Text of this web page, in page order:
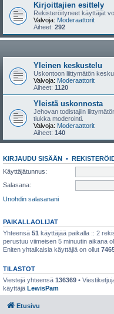
Kirjoittajien esittely
Rekisteröityneet käyttäjät
Valvoja: Moderaattorit
Aiheet: 292
Yleinen keskustelu
Uskontoon liittymätön
Valvoja: Moderaattorit
Aiheet: 1120
Yleistä uskonnosta
Jehovan todistajiin
tiukka moderointi.
Valvoja: Moderaattorit
Aiheet: 140
KIRJAUDU SISÄÄN •
Käyttäjätunnus:
Salasana:
Unohdin salasanani
PAIKALLAOLIJAT
Yhteensä 51 käyttäjää paikalla :: 2
perustuu viimeisen 5 minuutin aikana
Eniten yhtaikaisia käyttäjiä on ollut
TILASTOT
Viestejä yhteensä 136369 •
käyttäjä LewisPam
Etusivu